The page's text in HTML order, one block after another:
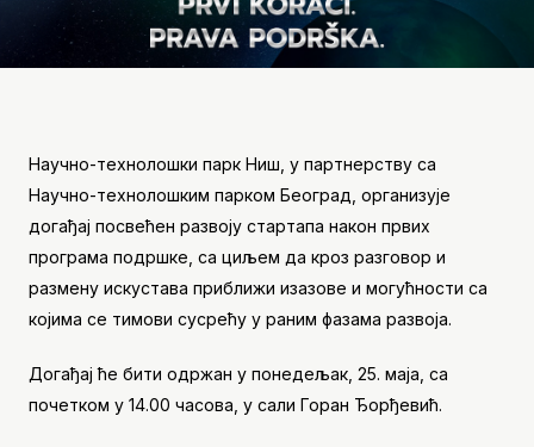
Научно-технолошки парк Ниш, у партнерству са
Научно-технолошким парком Београд, организује
догађај посвећен развоју стартапа након првих
програма подршке, са циљем да кроз разговор и
размену искустава приближи изазове и могућности са
којима се тимови сусрећу у раним фазама развоја.
Догађај ће бити одржан у понедељак, 25. маја, са
почетком у 14.00 часова, у сали Горан Ђорђевић.